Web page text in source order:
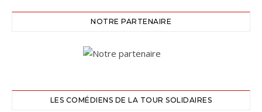
NOTRE PARTENAIRE
LES COMÉDIENS DE LA TOUR SOLIDAIRES